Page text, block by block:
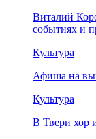
Виталий
событиях и
Культура
Афиша на
Культура
В Твери хор